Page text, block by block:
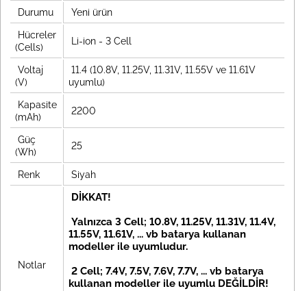
Durumu Yeni ürün
Hücreler
(Cells)
Li-ion - 3 Cell
Voltaj
(V)
11.4 (10.8V, 11.25V, 11.31V, 11.55V ve 11.61V
uyumlu)
Kapasite
(mAh)
2200
Güç
(Wh)
25
Renk Siyah
Notlar
DİKKAT!
Yalnızca 3 Cell; 10.8V, 11.25V, 11.31V, 11.4V,
11.55V, 11.61V, ... vb batarya kullanan
modeller ile uyumludur.
2 Cell; 7.4V, 7.5V, 7.6V, 7.7V, ... vb batarya
kullanan modeller ile uyumlu DEĞİLDİR!